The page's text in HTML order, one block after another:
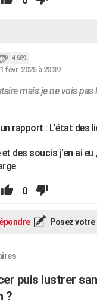
4 689
févr. 2025 à 20:39
mais je ne vois pas
rapport : L'état des
des soucis j'en ai eu
0
Posez
puis lustrer
?